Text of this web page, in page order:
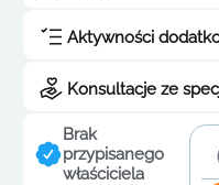
Aktywności
Konsultacje ze
Brak
przypisanego
właściciela